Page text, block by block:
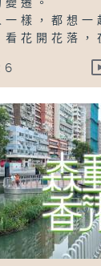
遷。
一樣，都想一
看花開花落